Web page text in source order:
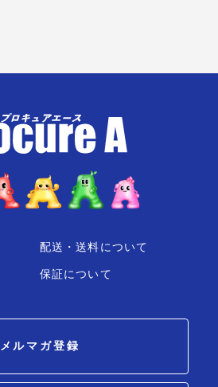
配送・送料について
保証について
メルマガ登録